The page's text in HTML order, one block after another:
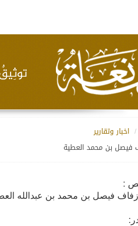
اخبار وتقارير
فيصل بن محمد العطية
:
فيصل بن محمد بن عبدالله